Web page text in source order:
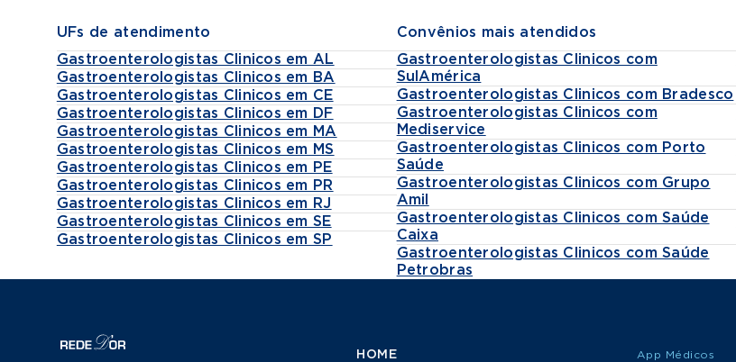
UFs de atendimento
Gastroenterologistas Clinicos em AL
Gastroenterologistas Clinicos em BA
Gastroenterologistas Clinicos em CE
Gastroenterologistas Clinicos em DF
Gastroenterologistas Clinicos em MA
Gastroenterologistas Clinicos em MS
Gastroenterologistas Clinicos em PE
Gastroenterologistas Clinicos em PR
Gastroenterologistas Clinicos em RJ
Gastroenterologistas Clinicos em SE
Gastroenterologistas Clinicos em SP
Convênios mais atendidos
Gastroenterologistas Clinicos com
SulAmérica
Gastroenterologistas Clinicos com Bradesco
Gastroenterologistas Clinicos com
Mediservice
Gastroenterologistas Clinicos com Porto
Saúde
Gastroenterologistas Clinicos com Grupo
Amil
Gastroenterologistas Clinicos com Saúde
Caixa
Gastroenterologistas Clinicos com Saúde
Petrobras
HOME App Médicos